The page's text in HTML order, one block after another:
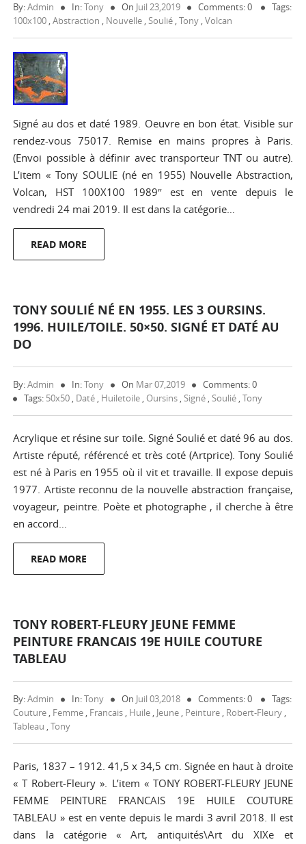
By:Admin In:Tony On Juil 23,2019 Comments: 0
Tags:
100x100 ,Abstraction , Nouvelle ,Soulié ,Tony ,Volcan
Signé au dos et daté 1989. Oeuvre en bon état. Visible sur
rendez-vous 75017. Remise en mains propres à Paris.
(Envoi possible à définir avec transporteur TNT ou autre).
L’item « Tony SOULIE (né en 1955) Nouvelle Abstraction,
Volcan, HST 100X100 1989″ est en vente depuis le
vendredi 24 mai 2019. Il est dans la catégorie…
READ MORE
TONY SOULIÉ NÉ EN 1955. LES 3 OURSINS.
1996. HUILE/TOILE. 50×50. SIGNÉ ET DATÉ AU
DO
By:Admin In:Tony On Mar 07,2019
Comments: 0
Tags: 50x50 , Daté , Huiletoile , Oursins ,Signé ,Soulié ,Tony
Acrylique et résine sur toile. Signé Soulié et daté 96 au dos.
Artiste réputé, référencé et très coté (Artprice). Tony Soulié
est né à Paris en 1955 où il vit et travaille. Il expose depuis
1977. Artiste reconnu de la nouvelle abstraction française,
voyageur, peintre. Poète et photographe , il cherche à être
en accord…
READ MORE
TONY ROBERT-FLEURY JEUNE FEMME
PEINTURE FRANCAIS 19E HUILE COUTURE
TABLEAU
By:Admin In:Tony On Juil 03,2018 Comments: 0
Tags:
Couture , Femme , Francais , Huile , Jeune , Peinture , Robert-Fleury ,
Tableau ,Tony
Paris, 1837 – 1912. 41,5 x 34,5 cm. Signée en haut à droite
« T Robert-Fleury ». L’item « TONY ROBERT-FLEURY JEUNE
FEMME PEINTURE FRANCAIS 19E HUILE COUTURE
TABLEAU » est en vente depuis le mardi 3 avril 2018. Il est
dans la catégorie « Art, antiquités\Art du XIXe et